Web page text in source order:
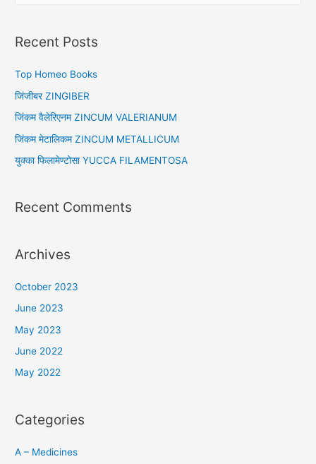
r
h
f
o
Recent Posts
Top Homeo Books
जिंजीबर ZINGIBER
जिंकम वैलेरिएनम ZINCUM VALERIANUM
जिंकम मेटालिकम ZINCUM METALLICUM
युक्का फिलामेण्टोसा YUCCA FILAMENTOSA
Recent Comments
Archives
October 2023
June 2023
May 2023
June 2022
May 2022
Categories
A – Medicines